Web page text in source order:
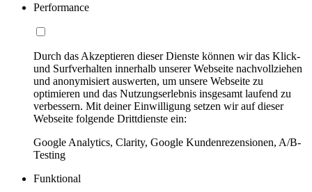
Performance
Durch das Akzeptieren dieser Dienste können wir das Klick-
und Surfverhalten innerhalb unserer Webseite nachvollziehen
und anonymisiert auswerten, um unsere Webseite zu
optimieren und das Nutzungserlebnis insgesamt laufend zu
verbessern. Mit deiner Einwilligung setzen wir auf dieser
Webseite folgende Drittdienste ein:
Google Analytics, Clarity, Google Kundenrezensionen, A/B-
Testing
Funktional